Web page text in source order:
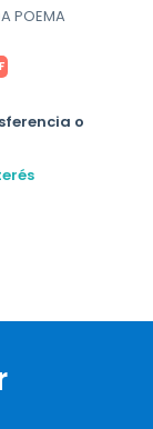
POEMA
o